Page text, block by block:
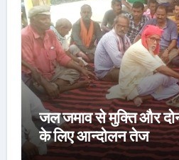
जल जमाव से मुक्ति और
के लिए आन्दोलन तेज